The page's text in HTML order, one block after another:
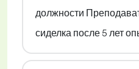
должности
сиделка после 5 лет